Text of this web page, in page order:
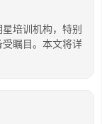
培训机构，特别
瞩目。本文将详